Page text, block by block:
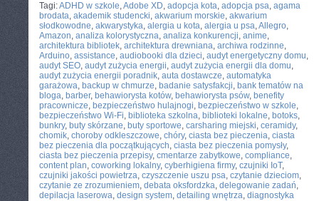
Tagi:ADHD w szkole,Adobe XD, adopcja kota, adopcja psa, agama
brodata, akademik studencki, akwarium morskie, akwarium
słodkowodne, akwarystyka, alergia u kota, alergia u psa,Allegro,
Amazon, analiza kolorystyczna, analiza konkurencji, anime,
architektura bibliotek, architektura drewniana, archiwa rodzinne,
Arduino, assistance, audiobooki dla dzieci, audyt energetyczny domu,
audyt SEO, audyt zużycia energii, audyt zużycia energii dla domu,
audyt zużycia energii poradnik, auta dostawcze, automatyka
garażowa, backup w chmurze, badanie satysfakcji, bank tematów na
bloga, barber, behawiorysta kotów, behawiorysta psów, benefity
pracownicze, bezpieczeństwo hulajnogi, bezpieczeństwo w szkole,
bezpieczeństwo Wi-Fi, biblioteka szkolna, biblioteki lokalne, botoks,
bunkry, buty skórzane, buty sportowe, carsharing miejski, ceramidy,
chomik, choroby odkleszczowe, chóry, ciasta bez pieczenia, ciasta
bez pieczenia dla początkujących, ciasta bez pieczenia pomysły,
ciasta bez pieczenia przepisy, cmentarze zabytkowe, compliance,
content plan, coworking lokalny, cyberhigiena firmy, czujniki IoT,
czujniki jakości powietrza, czyszczenie uszu psa, czytanie dzieciom,
czytanie ze zrozumieniem, debata oksfordzka, delegowanie zadań,
depilacja laserowa, design system, detailing wnętrza, diagnostyka